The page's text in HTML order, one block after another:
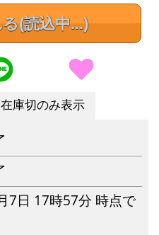
(読込中...)
在庫切のみ表示
7日 17時57分 時点で